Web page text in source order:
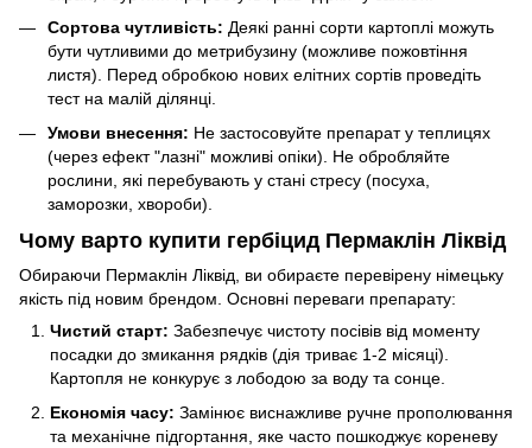
Сортова чутливість: Деякі ранні сорти картоплі можуть
бути чутливими до метрибузину (можливе пожовтіння
листя). Перед обробкою нових елітних сортів проведіть
тест на малій ділянці.
Умови внесення: Не застосовуйте препарат у теплицях
(через ефект "лазні" можливі опіки). Не обробляйте
рослини, які перебувають у стані стресу (посуха,
заморозки, хвороби).
Чому варто купити гербіцид Пермаклін Ліквід
Обираючи Пермаклін Ліквід, ви обираєте перевірену німецьку
якість під новим брендом. Основні переваги препарату:
Чистий старт: Забезпечує чистоту посівів від моменту
посадки до змикання рядків (дія триває 1-2 місяці).
Картопля не конкурує з лободою за воду та сонце.
Економія часу: Замінює виснажливе ручне прополювання
та механічне підгортання, яке часто пошкоджує кореневу